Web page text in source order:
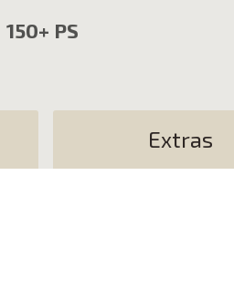
150+ PS
Extras